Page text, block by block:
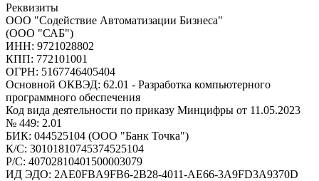
Реквизиты
ООО "Содействие Автоматизации Бизнеса"
(ООО "САБ")
ИНН: 9721028802
КПП: 772101001
ОГРН: 5167746405404
Основной ОКВЭД: 62.01 - Разработка компьютерного
программного обеспечения
Код вида деятельности по приказу Минцифры от 11.05.2023
№ 449: 2.01
БИК: 044525104 (ООО "Банк Точка")
К/С: 30101810745374525104
Р/С: 40702810401500003079
ИД ЭДО: 2AE0FBA9FB6-2B28-4011-AE66-3A9FD3A9370D